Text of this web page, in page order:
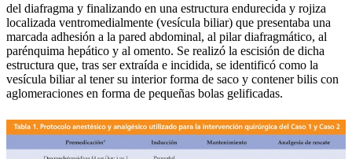
del diafragma y finalizando en una estructura endurecida y rojiza
localizada ventromedialmente (vesícula biliar) que presentaba una
marcada adhesión a la pared abdominal, al pilar diafragmático, al
parénquima hepático y al omento. Se realizó la escisión de dicha
estructura que, tras ser extraída e incidida, se identificó como la
vesícula biliar al tener su interior forma de saco y contener bilis con
aglomeraciones en forma de pequeñas bolas gelificadas.